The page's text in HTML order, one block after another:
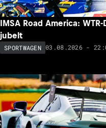
IMSA Road America:
jubelt
SPORTWAGEN 03.08.2026 -